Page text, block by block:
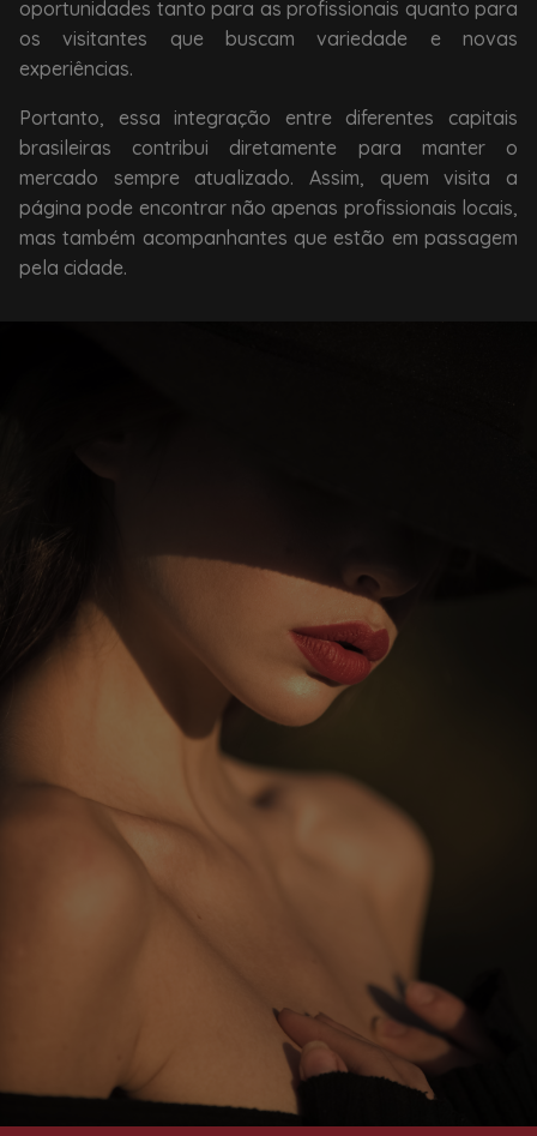
oportunidades tanto para as profissionais quanto para
os visitantes que buscam variedade e novas
experiências.
Portanto, essa integração entre diferentes capitais
brasileiras contribui diretamente para manter o
mercado sempre atualizado. Assim, quem visita a
página pode encontrar não apenas profissionais locais,
mas também acompanhantes que estão em passagem
pela cidade.